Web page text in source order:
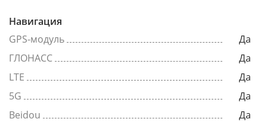
Навигация
GPS-модуль
Да
ГЛОНАСС
Да
LTE
Да
5G
Да
Beidou
Да